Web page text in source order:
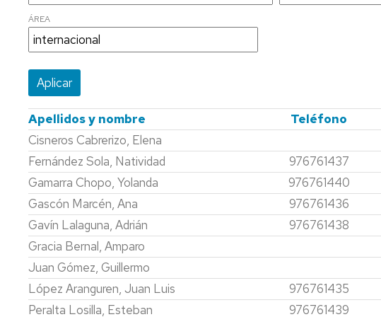
DE
DEPARTAMENTO
DERECHO
CONSTITUCIONAL
DERECHO
ECLESIÁSTICO
DEL
ESTADO
DERECHO
INTERNACIONAL
PÚBLICO
DOCENTE
PERSONAL
DE
ADMINISTRACIÓN
Y
SERVICIOS
ÁREA
Apellidos y nombre Teléfono
Cisneros Cabrerizo, Elena
Fernández Sola, Natividad
976761437
Gamarra Chopo, Yolanda
976761440
Gascón Marcén, Ana
976761436
Gavín Lalaguna, Adrián
976761438
Gracia Bernal, Amparo
Juan Gómez, Guillermo
López Aranguren, Juan Luis
976761435
Peralta Losilla, Esteban
976761439